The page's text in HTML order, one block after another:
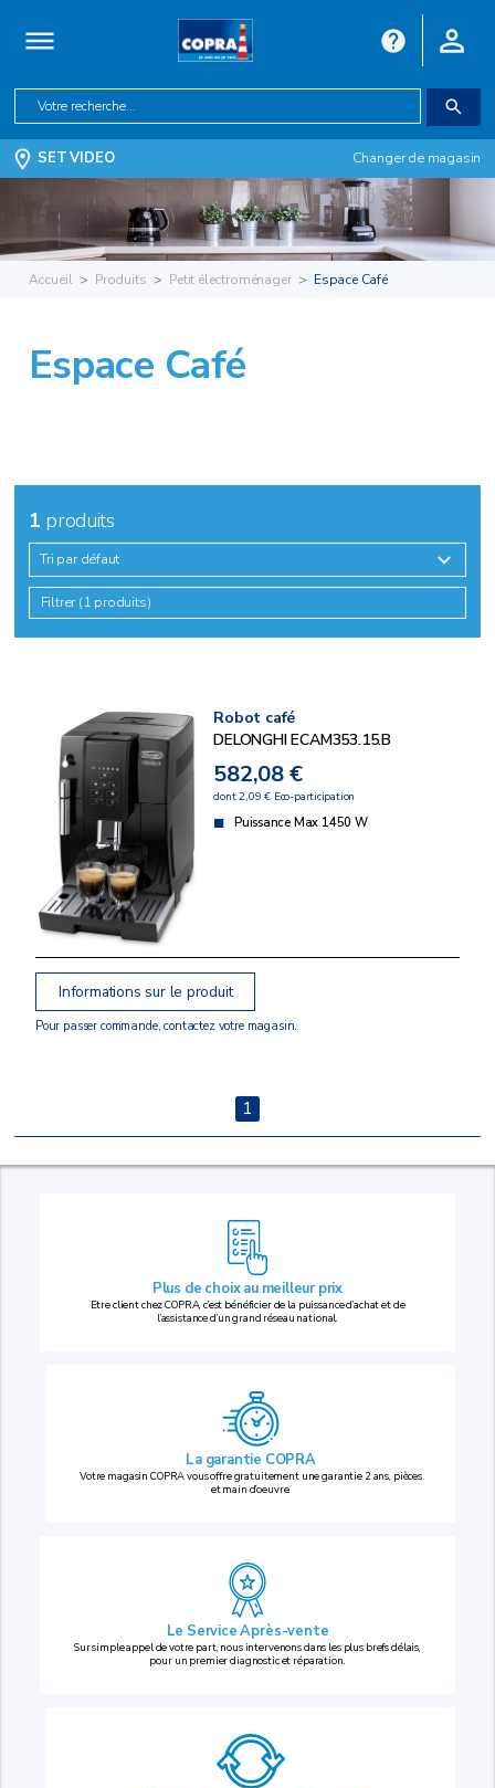
SET VIDEO Changer de magasin
Accueil Produits Petit électroménager Espace Café
Espace Café
1 produits
Tri par défaut
Filtrer (1 produits)
Robot café
DELONGHI ECAM353.15.B
582,08 €
dont 2,09 € Eco-participation
Puissance Max 1450 W
Informations sur le produit
Pour passer commande, contactez votre magasin.
1
Plus de choix au meilleur prix
Etre client chez COPRA, c’est bénéficier de la puissance d’achat et de
l’assistance d’un grand réseau national.
La garantie COPRA
Votre magasin COPRA vous offre gratuitement une garantie 2 ans, pièces
et main d’oeuvre.
Le Service Après-vente
Sur simple appel de votre part, nous intervenons dans les plus brefs délais,
pour un premier diagnostic et réparation.